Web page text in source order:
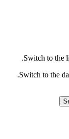
Switch to the
Switch to the